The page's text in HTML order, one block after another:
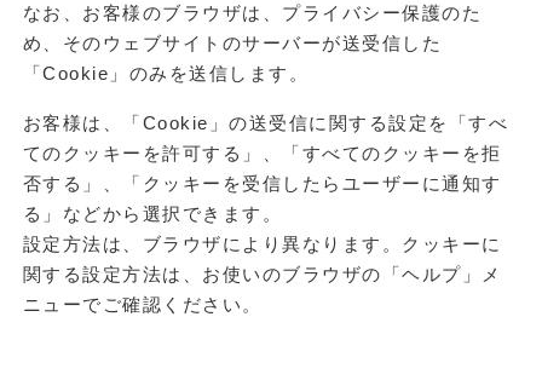
なお、お客様のブラウザは、プライバシー保護のた
め、そのウェブサイトのサーバーが送受信した
「Cookie」のみを送信します。
お客様は、「Cookie」の送受信に関する設定を「すべ
てのクッキーを許可する」、「すべてのクッキーを拒
否する」、「クッキーを受信したらユーザーに通知す
る」などから選択できます。
設定方法は、ブラウザにより異なります。クッキーに
関する設定方法は、お使いのブラウザの「ヘルプ」メ
ニューでご確認ください。